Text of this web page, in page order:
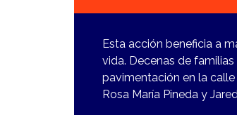
Esta acción beneficia a
vida. Decenas de
pavimentación en la
Rosa María Pineda y